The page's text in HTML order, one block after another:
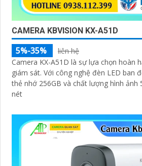
CAMERA KBVISION KX-A51D
5%-35%
liên hệ
Camera KX-A51D là sự lựa chọn hoàn
giám sát. Với công nghệ đèn LED ban đêm không dây khe
thẻ nhớ 256GB và chất lượng hình ảnh
nét